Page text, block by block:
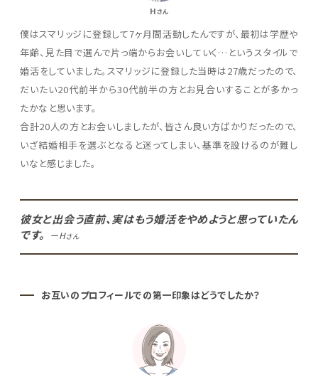
Hさん
僕はスマリッジに登録して7ヶ月間活動したんですが、最初は学歴や
年齢、見た目で選んで片っ端からお会いしていく…というスタイルで
婚活をしていました。スマリッジに登録した当時は27歳だったので、
だいたい20代前半から30代前半の方とお見合いすることが多かっ
たかなと思います。
合計20人の方とお会いしましたが、皆さん良い方ばかりだったので、
いざ結婚相手を選ぶとなると迷ってしまい、基準を設けるのが難し
いなと感じました。
彼女と出会う直前、実はもう婚活をやめようと思っていたん
です。
ーHさん
お互いのプロフィールでの第一印象はどうでしたか？